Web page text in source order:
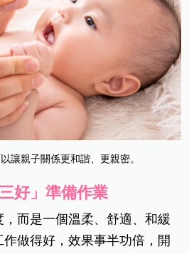
讓親子關係更和諧、更親密。
好」準備作業
而是一個溫柔、舒適、和緩
做得好，效果事半功倍，開